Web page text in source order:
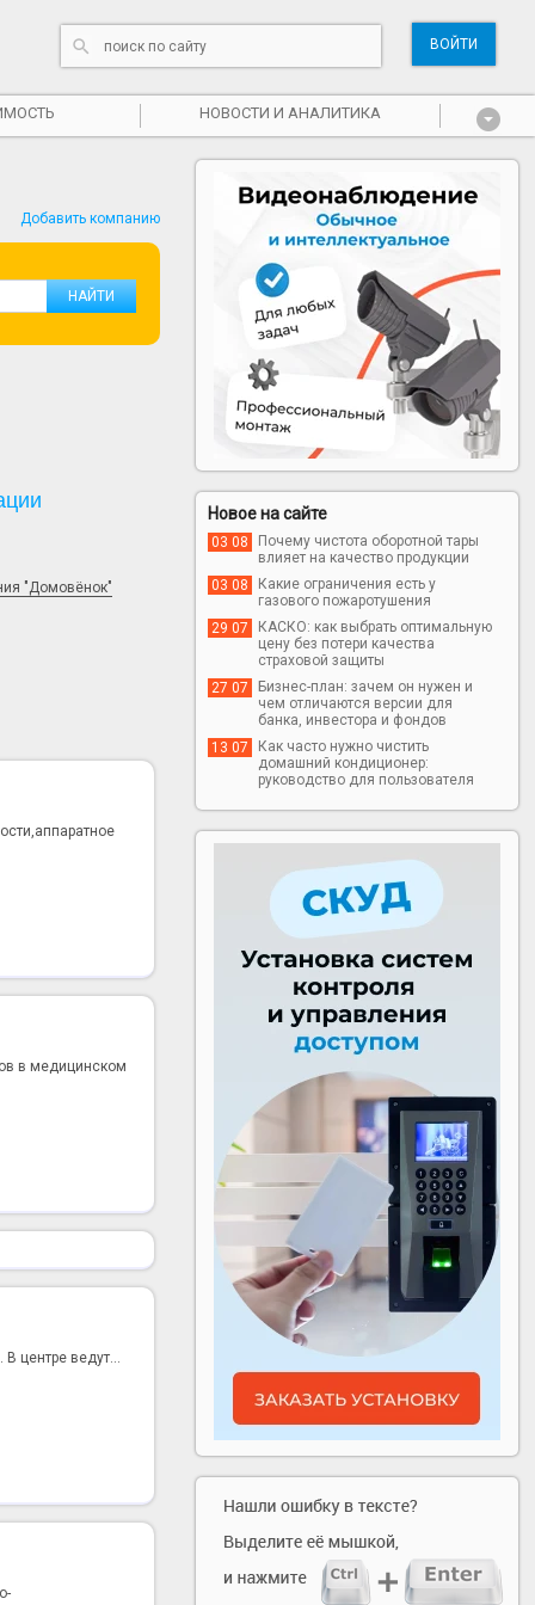
ВОЙТИ
НОВОСТИ И АНАЛИТИКА
Добавить компанию
"Домовёнок"
в медицинском
центре ведут...
Новое на сайте
03 08
Почему чистота оборотной тары
влияет на качество продукции
03 08
Какие ограничения есть у
газового пожаротушения
29 07
КАСКО: как выбрать оптимальную
цену без потери качества
страховой защиты
27 07
Бизнес-план: зачем он нужен и
чем отличаются версии для
банка, инвестора и фондов
13 07
Как часто нужно чистить
домашний кондиционер:
руководство для пользователя